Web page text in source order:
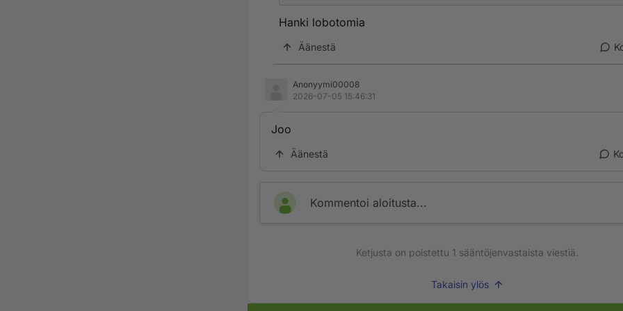
Hanki lobotomia
Äänestä
Anonyymi00008
2026-07-05 15:46:31
Joo
Äänestä
Kommentoi aloitusta...
Ketjusta on poistettu 1 sääntöjenvastaista viestiä.
Takaisin ylös